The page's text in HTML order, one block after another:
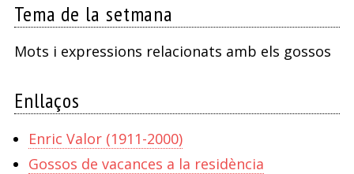
Tema de la setmana
Mots i expressions relacionats amb els gossos
Enllaços
Enric Valor (1911-2000)
Gossos de vacances a la residència